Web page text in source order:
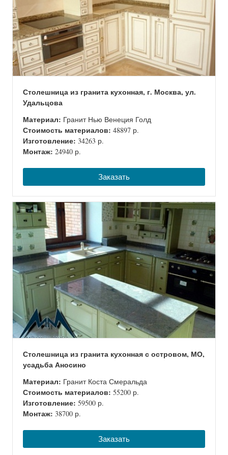
Столешница из гранита кухонная, г. Москва, ул.
Удальцова
Материал: Гранит Нью Венеция Голд
Стоимость материалов: 48897 р.
Изготовление: 34263 р.
Монтаж: 24940 р.
Заказать
Столешница из гранита кухонная с островом, МО,
усадьба Аносино
Материал: Гранит Коста Смеральда
Стоимость материалов: 55200 р.
Изготовление: 59500 р.
Монтаж: 38700 р.
Заказать